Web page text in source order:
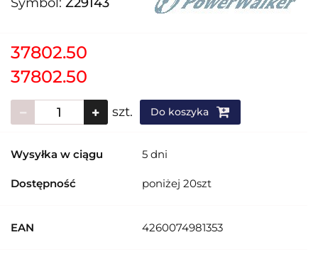
37802.50
37802.50
szt. Do koszyka
Wysyłka w ciągu 5 dni
Dostępność poniżej 20szt
EAN 4260074981353